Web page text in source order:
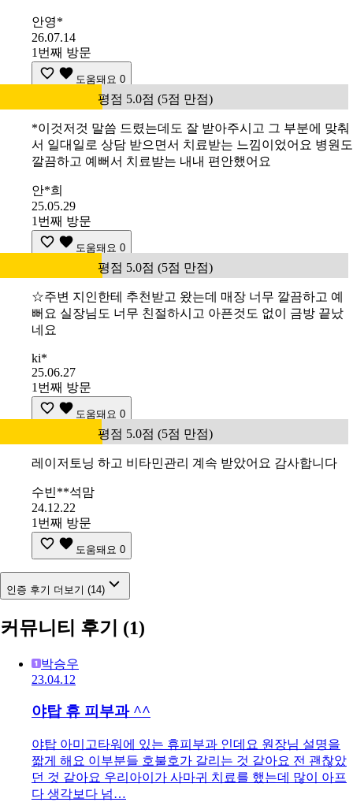
안영*
26.07.14
1번째 방문
도움돼요 0
평점 5.0점 (5점 만점)
*이것저것 말씀 드렸는데도 잘 받아주시고 그 부분에 맞춰
서 일대일로 상담 받으면서 치료받는 느낌이었어요 병원도
깔끔하고 예뻐서 치료받는 내내 편안했어요
안*희
25.05.29
1번째 방문
도움돼요 0
평점 5.0점 (5점 만점)
☆주변 지인한테 추천받고 왔는데 매장 너무 깔끔하고 예
뻐요 실장님도 너무 친절하시고 아픈것도 없이 금방 끝났
네요
ki*
25.06.27
1번째 방문
도움돼요 0
평점 5.0점 (5점 만점)
레이저토닝 하고 비타민관리 계속 받았어요 감사합니다
수빈**석맘
24.12.22
1번째 방문
도움돼요 0
인증 후기 더보기 (14)
커뮤니티 후기 (1)
박승우
23.04.12
야탑 휴 피부과 ^^
야탑 아미고타워에 있는 휴피부과 인데요 원장님 설명을
짧게 해요 이부분들 호불호가 갈리는 것 같아요 전 괜찮았
던 것 같아요 우리아이가 사마귀 치료를 했는데 많이 아프
다 생각보다 넘…